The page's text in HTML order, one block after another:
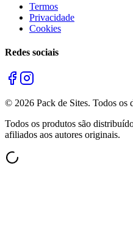
Termos
Privacidade
Cookies
Redes sociais
© 2026 Pack de Sites. Todos os
Todos os produtos são
afiliados aos autores originais.